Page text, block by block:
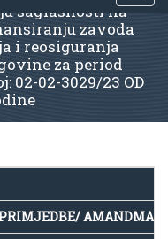
saglasnosti na
zavoda
i reosiguranja
za period
02-02-3029/23 OD